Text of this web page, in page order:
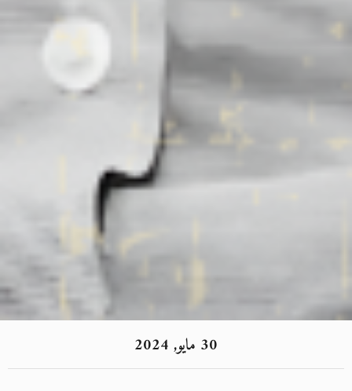
30 مايو, 2024